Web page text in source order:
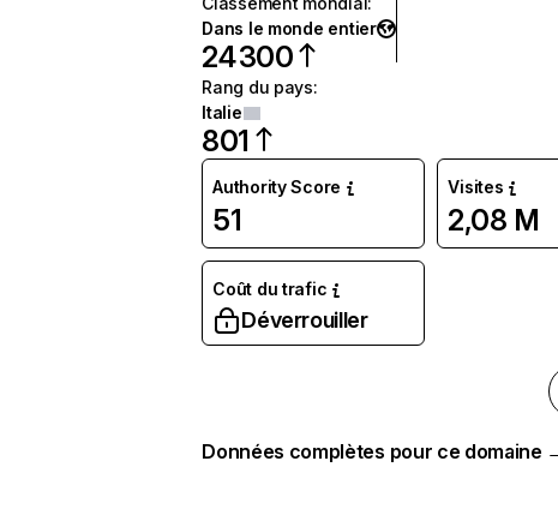
Dans le monde entier
24 300
Rang du pays:
Italie
801
Authority Score
51
Visites
2,08 M
Coût du trafic
Déverrouiller
Données complètes pour ce domaine